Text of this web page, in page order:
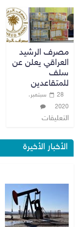
مصرف الرشيد
العراقي يعلن عن
سلف
للمتقاعدين
28 سبتمبر،
2020
التعليقات
الأخبار الأخيرة